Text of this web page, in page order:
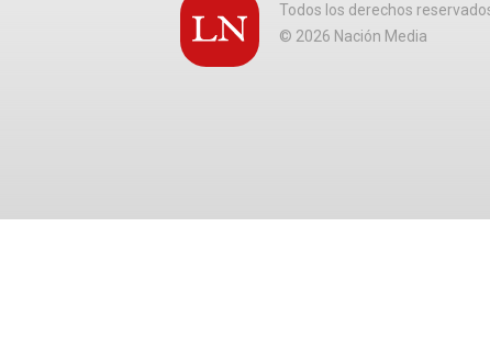
Todos los derechos
© 2026 Nación Media